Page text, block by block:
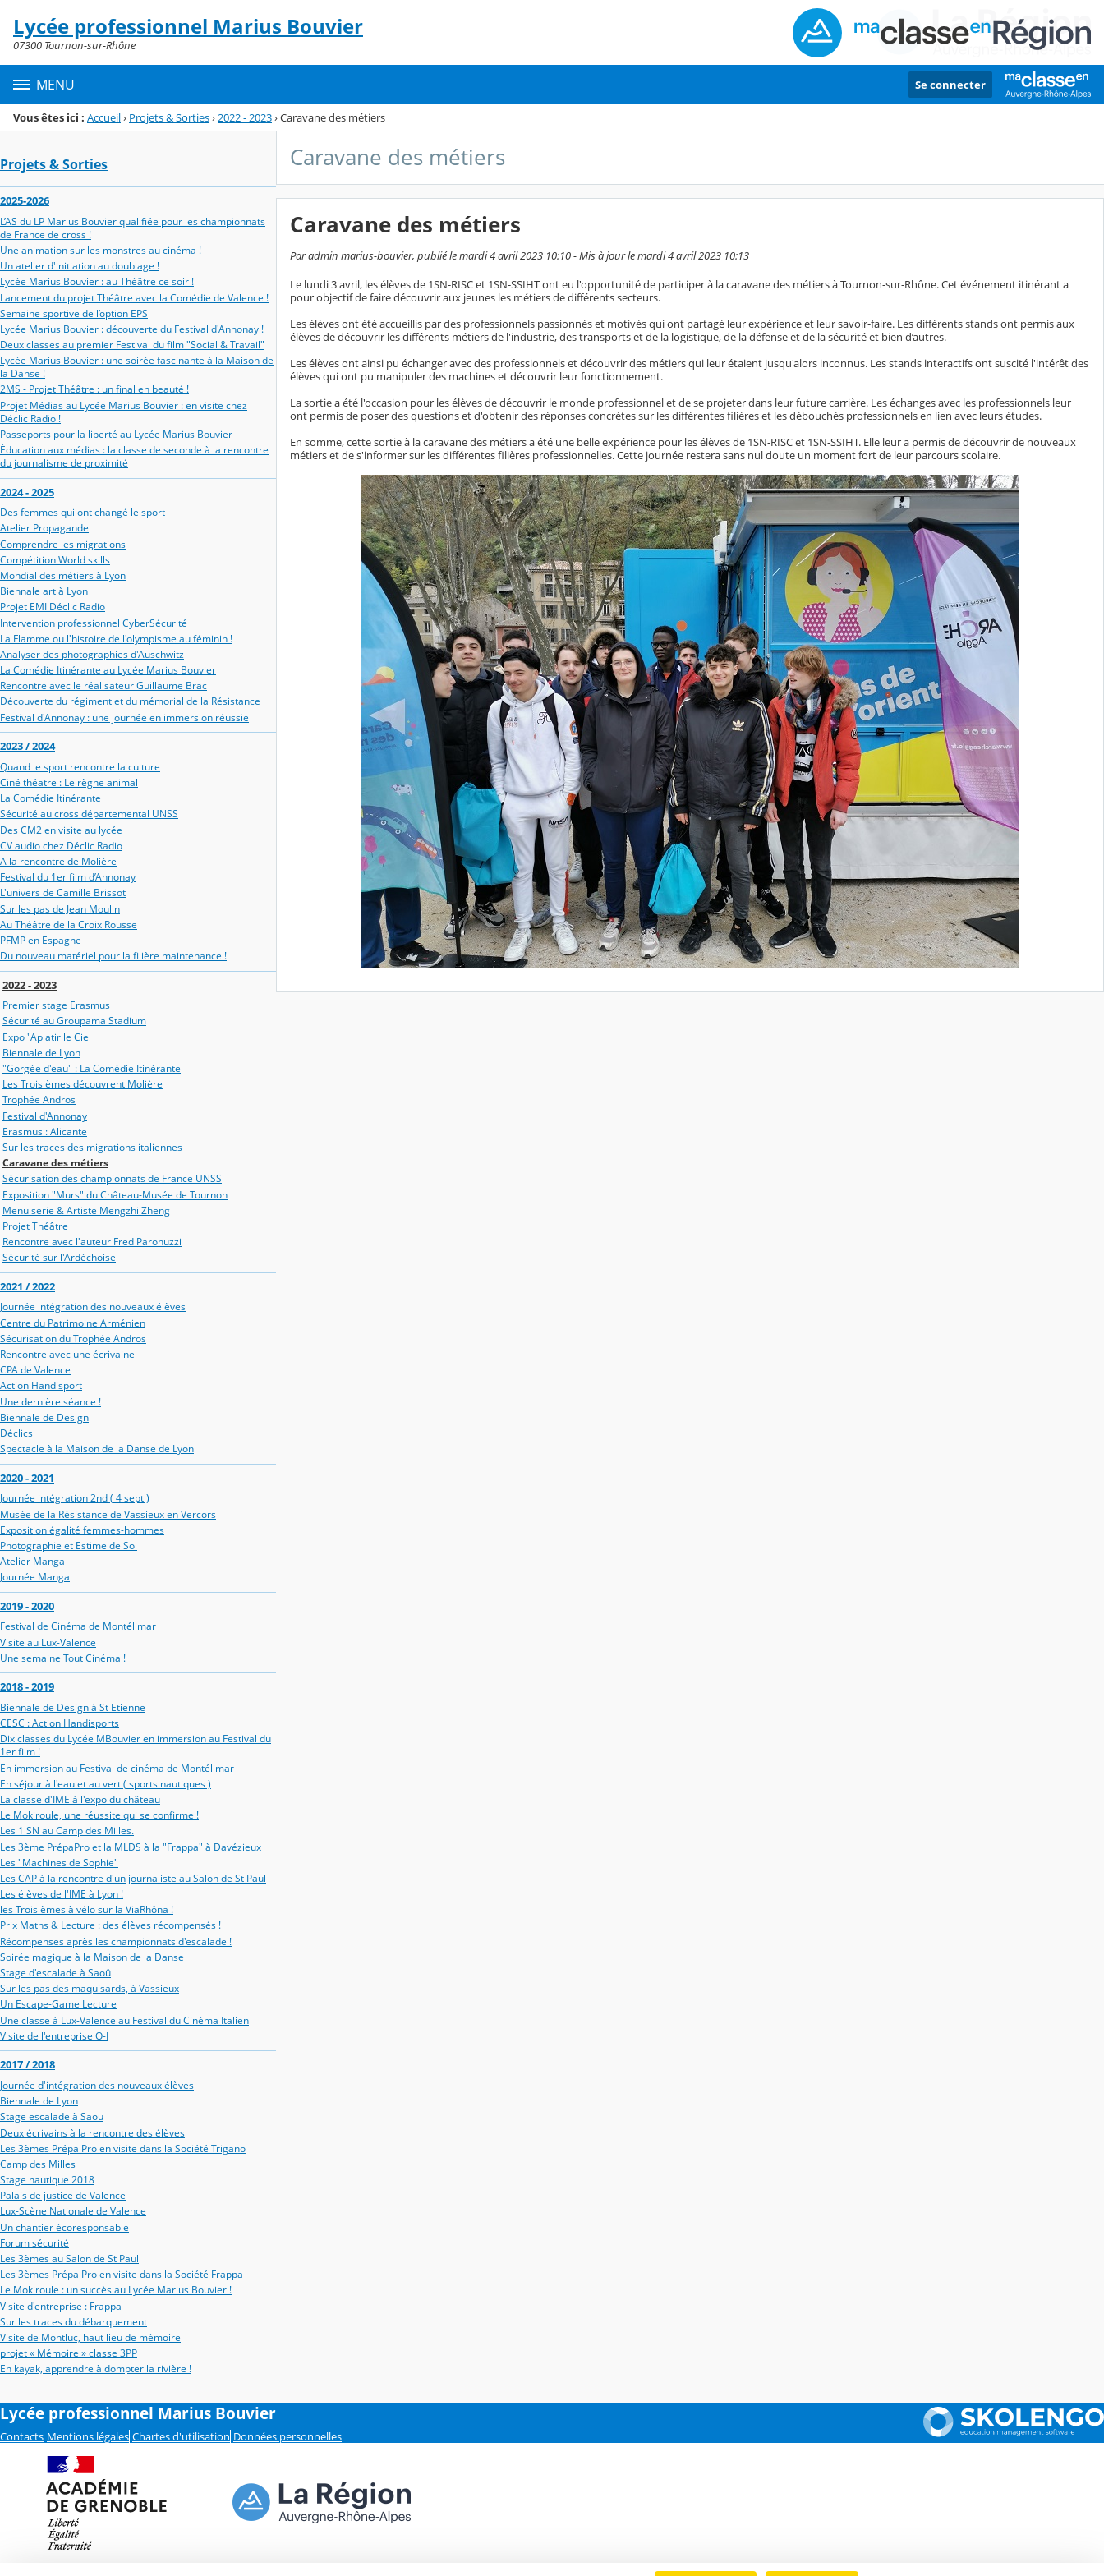
Menu de la rubrique
Contenu
Lycée professionnel Marius Bouvier
07300 Tournon-sur-Rhône
MENU Se connecter
Vous êtes ici : Accueil› Projets & Sorties›2022 - 2023›Caravane des métiers
Projets & Sorties
2025-2026
L’AS du LP Marius Bouvier qualifiée pour les championnats
de France de cross !
Une animation sur les monstres au cinéma !
Un atelier d'initiation au doublage !
Lycée Marius Bouvier : au Théâtre ce soir !
Lancement du projet Théâtre avec la Comédie de Valence !
Semaine sportive de l’option EPS
Lycée Marius Bouvier : découverte du Festival d'Annonay !
Deux classes au premier Festival du film "Social & Travail"
Lycée Marius Bouvier : une soirée fascinante à la Maison de
la Danse !
2MS - Projet Théâtre : un final en beauté !
Projet Médias au Lycée Marius Bouvier : en visite chez
Déclic Radio !
Passeports pour la liberté au Lycée Marius Bouvier
Éducation aux médias : la classe de seconde à la rencontre
du journalisme de proximité
2024 - 2025
Des femmes qui ont changé le sport
Atelier Propagande
Comprendre les migrations
Compétition World skills
Mondial des métiers à Lyon
Biennale art à Lyon
Projet EMI Déclic Radio
Intervention professionnel CyberSécurité
La Flamme ou l'histoire de l'olympisme au féminin !
Analyser des photographies d'Auschwitz
La Comédie Itinérante au Lycée Marius Bouvier
Rencontre avec le réalisateur Guillaume Brac
Découverte du régiment et du mémorial de la Résistance
Festival d'Annonay : une journée en immersion réussie
2023 / 2024
Quand le sport rencontre la culture
Ciné théatre : Le règne animal
La Comédie Itinérante
Sécurité au cross départemental UNSS
Des CM2 en visite au lycée
CV audio chez Déclic Radio
A la rencontre de Molière
Festival du 1er film d’Annonay
L'univers de Camille Brissot
Sur les pas de Jean Moulin
Au Théâtre de la Croix Rousse
PFMP en Espagne
Du nouveau matériel pour la filière maintenance !
2022 - 2023
Premier stage Erasmus
Sécurité au Groupama Stadium
Expo "Aplatir le Ciel
Biennale de Lyon
"Gorgée d'eau" : La Comédie Itinérante
Les Troisièmes découvrent Molière
Trophée Andros
Festival d'Annonay
Erasmus : Alicante
Sur les traces des migrations italiennes
Caravane des métiers
Sécurisation des championnats de France UNSS
Exposition "Murs" du Château-Musée de Tournon
Menuiserie & Artiste Mengzhi Zheng
Projet Théâtre
Rencontre avec l'auteur Fred Paronuzzi
Sécurité sur l'Ardéchoise
2021 / 2022
Journée intégration des nouveaux élèves
Centre du Patrimoine Arménien
Sécurisation du Trophée Andros
Rencontre avec une écrivaine
CPA de Valence
Action Handisport
Une dernière séance !
Biennale de Design
Déclics
Spectacle à la Maison de la Danse de Lyon
2020 - 2021
Journée intégration 2nd ( 4 sept )
Musée de la Résistance de Vassieux en Vercors
Exposition égalité femmes-hommes
Photographie et Estime de Soi
Atelier Manga
Journée Manga
2019 - 2020
Festival de Cinéma de Montélimar
Visite au Lux-Valence
Une semaine Tout Cinéma !
2018 - 2019
Biennale de Design à St Etienne
CESC : Action Handisports
Dix classes du Lycée MBouvier en immersion au Festival du
1er film !
En immersion au Festival de cinéma de Montélimar
En séjour à l'eau et au vert ( sports nautiques )
La classe d'IME à l'expo du château
Le Mokiroule, une réussite qui se confirme !
Les 1 SN au Camp des Milles.
Les 3ème PrépaPro et la MLDS à la "Frappa" à Davézieux
Les "Machines de Sophie"
Les CAP à la rencontre d'un journaliste au Salon de St Paul
Les élèves de l'IME à Lyon !
les Troisièmes à vélo sur la ViaRhôna !
Prix Maths & Lecture : des élèves récompensés !
Récompenses après les championnats d'escalade !
Soirée magique à la Maison de la Danse
Stage d'escalade à Saoû
Sur les pas des maquisards, à Vassieux
Un Escape-Game Lecture
Une classe à Lux-Valence au Festival du Cinéma Italien
Visite de l'entreprise O-I
2017 / 2018
Journée d'intégration des nouveaux élèves
Biennale de Lyon
Stage escalade à Saou
Deux écrivains à la rencontre des élèves
Les 3èmes Prépa Pro en visite dans la Société Trigano
Camp des Milles
Stage nautique 2018
Palais de justice de Valence
Lux-Scène Nationale de Valence
Un chantier écoresponsable
Forum sécurité
Les 3èmes au Salon de St Paul
Les 3èmes Prépa Pro en visite dans la Société Frappa
Le Mokiroule : un succès au Lycée Marius Bouvier !
Visite d'entreprise : Frappa
Sur les traces du débarquement
Visite de Montluc, haut lieu de mémoire
projet « Mémoire » classe 3PP
En kayak, apprendre à dompter la rivière !
Caravane des métiers
Caravane des métiers
Par admin marius-bouvier, publié le mardi 4 avril 2023 10:10 - Mis à jour le mardi 4 avril 2023 10:13
Le lundi 3 avril, les élèves de 1SN-RISC et 1SN-SSIHT ont eu l'opportunité de participer à la caravane des métiers à Tournon-sur-Rhône. Cet événement itinérant a
pour objectif de faire découvrir aux jeunes les métiers de différents secteurs.
Les élèves ont été accueillis par des professionnels passionnés et motivés qui ont partagé leur expérience et leur savoir-faire. Les différents stands ont permis aux
élèves de découvrir les différents métiers de l'industrie, des transports et de la logistique, de la défense et de la sécurité et bien d’autres.
Les élèves ont ainsi pu échanger avec des professionnels et découvrir des métiers qui leur étaient jusqu'alors inconnus. Les stands interactifs ont suscité l'intérêt des
élèves qui ont pu manipuler des machines et découvrir leur fonctionnement.
La sortie a été l'occasion pour les élèves de découvrir le monde professionnel et de se projeter dans leur future carrière. Les échanges avec les professionnels leur
ont permis de poser des questions et d'obtenir des réponses concrètes sur les différentes filières et les débouchés professionnels en lien avec leurs études.
En somme, cette sortie à la caravane des métiers a été une belle expérience pour les élèves de 1SN-RISC et 1SN-SSIHT. Elle leur a permis de découvrir de nouveaux
métiers et de s'informer sur les différentes filières professionnelles. Cette journée restera sans nul doute un moment fort de leur parcours scolaire.
Lycée professionnel Marius Bouvier
Contacts Mentions légales Chartes d'utilisation Données personnelles